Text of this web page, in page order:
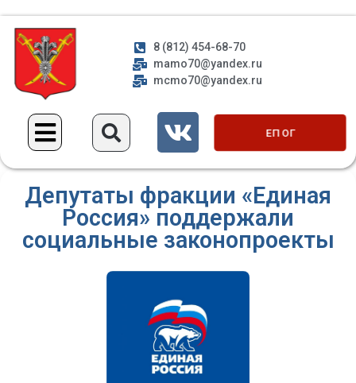
8 (812) 454-68-70
mamo70@yandex.ru
mcmo70@yandex.ru
ЕП ОГ
Депутаты фракции «Единая
Россия» поддержали
социальные законопроекты